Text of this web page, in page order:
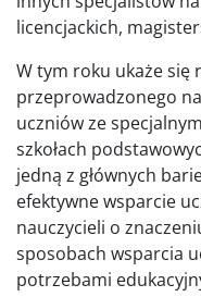
licencjackich,
W tym roku ukaże się
przeprowadzonego
uczniów ze
szkołach
jedną z głównych
efektywne wsparcie
nauczycieli o
sposobach wsparcia
potrzebami